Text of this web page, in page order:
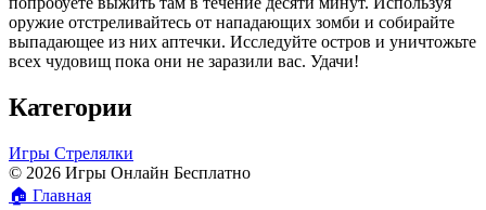
оружие отстреливайтесь от нападающих зомби и собирайте
выпадающее из них аптечки. Исследуйте остров и уничтожьте
всех чудовищ пока они не заразили вас. Удачи!
Категории
Игры Стрелялки
© 2026 Игры Онлайн Бесплатно
🏠 Главная